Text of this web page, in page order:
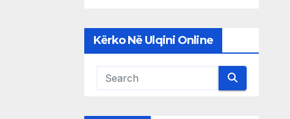
Kërko Në Ulqini Online